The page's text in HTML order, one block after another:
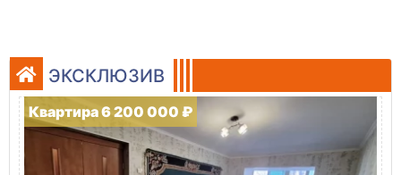
ЭКСКЛЮЗИВ
Квартира 6 200 000 ₽